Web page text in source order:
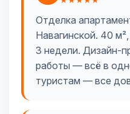
Отделка
Навагинской. 40
3 недели. Дизайн-
работы — всё в
туристам — все